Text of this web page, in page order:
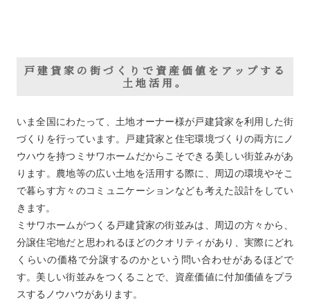
戸建貸家の街づくりで資産価値をアップする
土地活用。
いま全国にわたって、土地オーナー様が戸建貸家を利用した街
づくりを行っています。戸建貸家と住宅環境づくりの両方にノ
ウハウを持つミサワホームだからこそできる美しい街並みがあ
ります。農地等の広い土地を活用する際に、周辺の環境やそこ
で暮らす方々のコミュニケーションなども考えた設計をしてい
きます。
ミサワホームがつくる戸建貸家の街並みは、周辺の方々から、
分譲住宅地だと思われるほどのクオリティがあり、実際にどれ
くらいの価格で分譲するのかという問い合わせがあるほどで
す。美しい街並みをつくることで、資産価値に付加価値をプラ
スするノウハウがあります。